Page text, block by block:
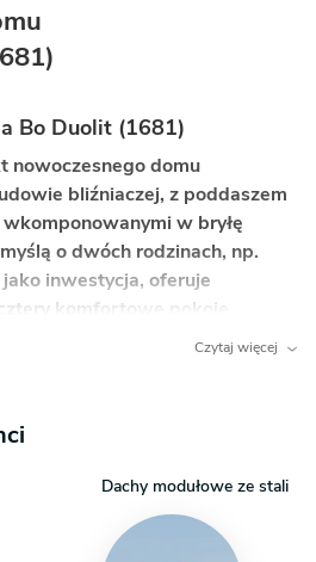
Bo Duolit (1681)
nowoczesnego domu
bliźniaczej, z poddaszem
w bryłę
o dwóch rodzinach, np.
inwestycja, oferuje
komfortowe pokoje,
dla dwóch rodzin
rodzinom, oferując dwa
segmenty mieszkalne.
Czytaj więcej
Dachy modułowe ze stali